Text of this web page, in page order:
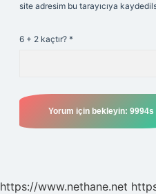
site adresim bu tarayıcıya
6 + 2 kaçtır? *
https://www.nethane.net